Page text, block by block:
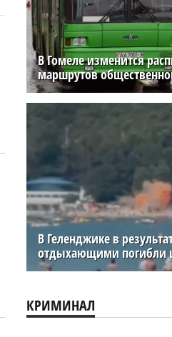
В Гомеле изменится
маршрутов
В Геленджике в
отдыхающими погибли
КРИМИНАЛ